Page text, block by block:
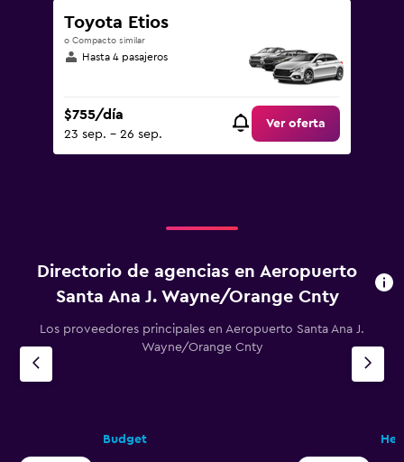
Toyota Etios
o Compacto similar
Hasta 4 pasajeros
$755/día
23 sep. - 26 sep.
Ver oferta
Directorio de agencias en Aeropuerto
Santa Ana J. Wayne/Orange Cnty
Los proveedores principales en Aeropuerto Santa Ana J.
Wayne/Orange Cnty
Budget